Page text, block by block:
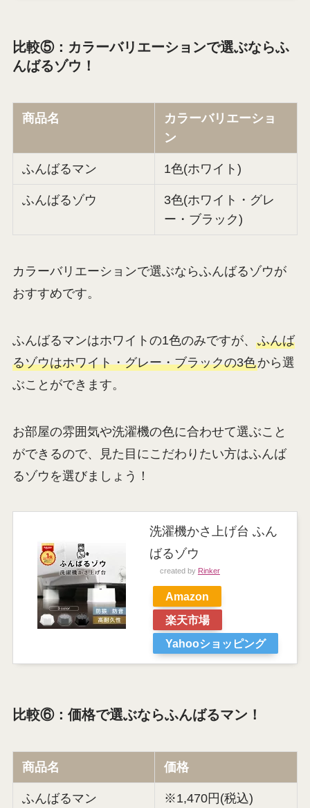
比較⑤：カラーバリエーションで選ぶならふ
んばるゾウ！
商品名
カラーバリエーショ
ン
ふんばるマン 1色(ホワイト)
ふんばるゾウ
3色(ホワイト・グレ
ー・ブラック)
カラーバリエーションで選ぶならふんばるゾウが
おすすめです。
ふんばるマンはホワイトの1色のみですが、 ふんば
るゾウはホワイト・グレー・ブラックの3色から選
ぶことができます。
お部屋の雰囲気や洗濯機の色に合わせて選ぶこと
ができるので、見た目にこだわりたい方はふんば
るゾウを選びましょう！
洗濯機かさ上げ台 ふん
ばるゾウ
created by Rinker
Amazon
楽天市場
Yahooショッピング
比較⑥：価格で選ぶならふんばるマン！
商品名 価格
ふんばるマン ※1,470円(税込)